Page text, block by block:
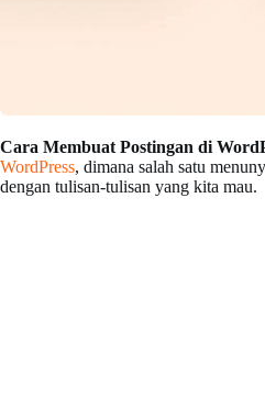
Cara Membuat Postingan di
WordPress, dimana salah satu
dengan tulisan-tulisan yang kita mau.